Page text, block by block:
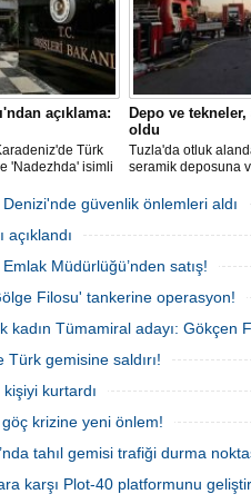
açıklama:
Türk
'Nadezhda' isimli
saldırıda
sağlık durumu ve
takip edildiğini
Depo ve
oldu
Tuzla'da otluk
seramik deposuna
alevleri kontrol
güvenlik önlemleri aldı
açıklandı
Müdürlüğü’nden satış!
Filosu' tankerine operasyon!
kadın Tümamiral adayı: Gökçen
Türk gemisine saldırı!
kurtardı
krizine yeni önlem!
tahıl gemisi trafiği durma
karşı Plot-40 platformunu